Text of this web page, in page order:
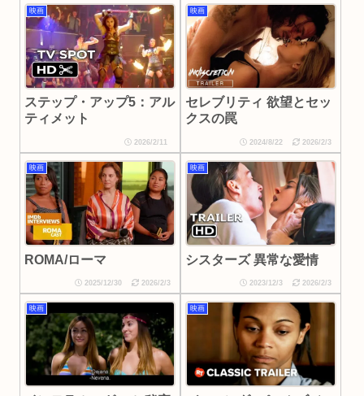
映画
ステップ・アップ5：アル
ティメット
2026/2/11
映画
セレブリティ 欲望とセッ
クスの罠
2024/8/22 2026/2/3
映画
ROMA/ローマ
2025/12/30 2026/2/3
映画
シスターズ 異常な愛情
2023/12/3 2026/2/3
映画 映画